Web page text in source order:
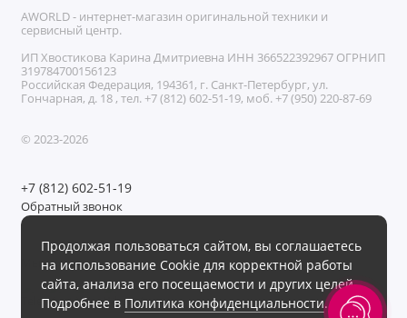
Продолжая пользоваться сайтом, вы соглашаетесь
на использование Cookie для корректной работы
сайта, анализа его посещаемости и других целей.
Подробнее в Политика конфиденциальности.
AWORLD - интернет-магазин оригинальной техники и
сервисный центр.
ИП Хвостикова Карина Дмитриевна ИНН 366522392967 ОГРНИП
319784700156123
Российская Федерация, 194361, г. Санкт-Петербург, ул.
Гончарная, д. 18 , тел. +7 (812) 602-51-19, моб. +7 (950) 220-87-69
© 2023-2026
+7 (812) 602-51-19
Обратный звонок
Мы в сети